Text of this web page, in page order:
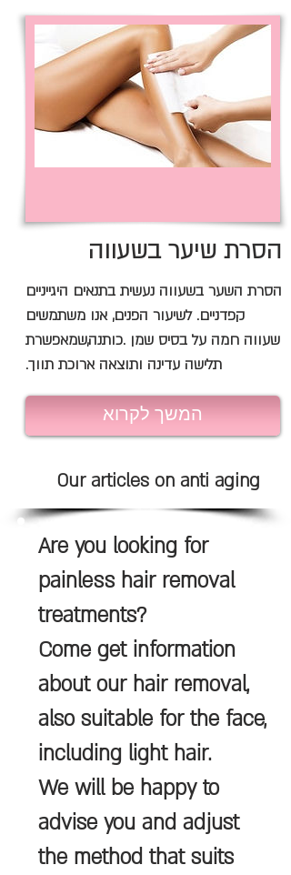
הסרת שיער בשעווה
הסרת השער בשעווה נעשית בתנאים היגייניים
קפדניים. לשיעור הפנים, אנו משתמשים
שעווה חמה על בסיס שמן .כותנה,שמאפשרת
תלישה עדינה ותוצאה ארוכת תווך.
המשך לקרוא
Our articles on anti aging
Are you looking for
painless hair removal
treatments?
Come get information
about our hair removal,
also suitable for the face,
including light hair.
We will be happy to
advise you and adjust
the method that suits